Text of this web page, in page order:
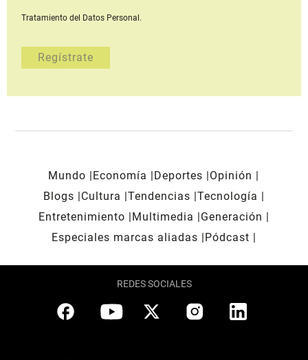
Tratamiento del Datos Personal.
Mundo Economía Deportes
Opinión
Blogs
Cultura Tendencias Tecnología
Entretenimiento
Multimedia
Generación
Especiales marcas aliadas
Pódcast
REDES SOCIALES